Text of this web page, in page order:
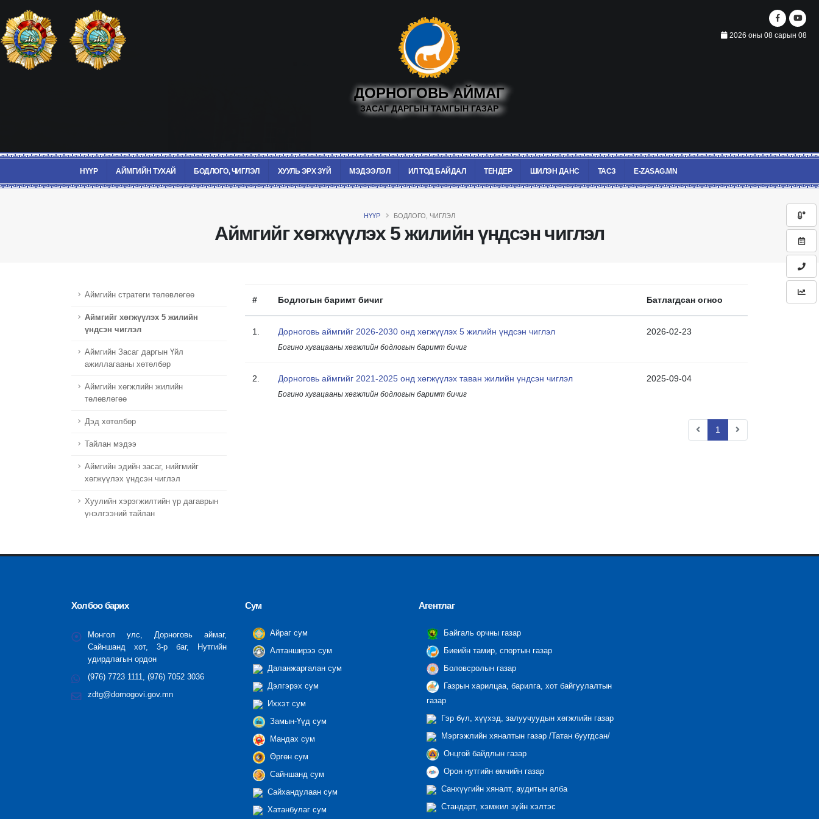
2026 оны 08 сарын 08
ДОРНОГОВЬ АЙМАГ
ЗАСАГ ДАРГЫН ТАМГЫН ГАЗАР
НҮҮР АЙМГИЙН ТУХАЙ БОДЛОГО, ЧИГЛЭЛ ХУУЛЬ ЭРХ ЗҮЙ МЭДЭЭЛЭЛ ИЛ ТОД БАЙДАЛ ТЕНДЕР ШИЛЭН ДАНС ТАСЗ E-ZASAG.MN
Aймгийг хөгжүүлэх 5 жилийн үндсэн чиглэл
НҮҮР БОДЛОГО, ЧИГЛЭЛ
Аймгийн стратеги төлөвлөгөө
Aймгийг хөгжүүлэх 5 жилийн
үндсэн чиглэл
Аймгийн Засаг даргын Үйл
ажиллагааны хөтөлбөр
Aймгийн хөгжлийн жилийн
төлөвлөгөө
Дэд хөтөлбөр
Тайлан мэдээ
Аймгийн эдийн засаг, нийгмийг
хөгжүүлэх үндсэн чиглэл
Хуулийн хэрэгжилтийн үр дагаврын
үнэлгээний тайлан
# Бодлогын баримт бичиг Батлагдсан огноо
1. Дорноговь аймгийг 2026-2030 онд хөгжүүлэх 5 жилийн үндсэн чиглэл
Богино хугацааны хөгжлийн бодлогын баримт бичиг
2026-02-23
2. Дорноговь аймгийг 2021-2025 онд хөгжүүлэх таван жилийн үндсэн чиглэл
Богино хугацааны хөгжлийн бодлогын баримт бичиг
2025-09-04
1
Холбоо барих
Монгол улс, Дорноговь аймаг,
Сайншанд хот, 3-р баг, Нутгийн
удирдлагын ордон
(976) 7723 1111, (976) 7052 3036
zdtg@dornogovi.gov.mn
Сум
Айраг сум
Алтанширээ сум
Даланжаргалан сум
Дэлгэрэх сум
Иххэт сум
Замын-Үүд сум
Мандах сум
Өргөн сум
Сайншанд сум
Сайхандулаан сум
Хатанбулаг сум
Агентлаг
Байгаль орчны газар
Биеийн тамир, спортын газар
Боловсролын газар
Газрын харилцаа, барилга, хот байгуулалтын
газар
Гэр бүл, хүүхэд, залуучуудын хөгжлийн газар
Мэргэжлийн хяналтын газар /Татан буугдсан/
Онцгой байдлын газар
Орон нутгийн өмчийн газар
Санхүүгийн хяналт, аудитын алба
Стандарт, хэмжил зүйн хэлтэс